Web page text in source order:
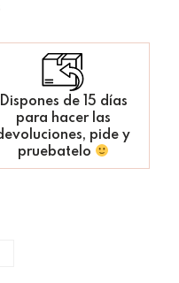
Dispones de 15 días
para hacer las
pide y
pruebatelo